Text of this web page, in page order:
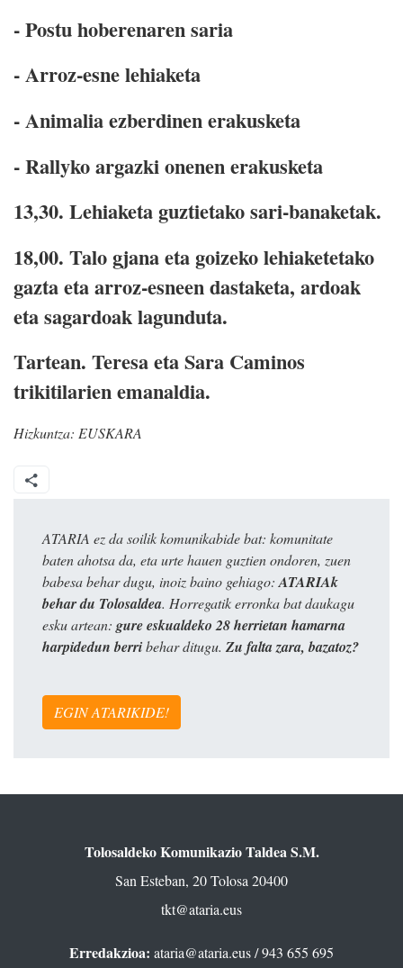
- Postu hoberenaren saria
- Arroz-esne lehiaketa
- Animalia ezberdinen erakusketa
- Rallyko argazki onenen erakusketa
13,30. Lehiaketa guztietako sari-banaketak.
18,00. Talo gjana eta goizeko lehiaketetako
gazta eta arroz-esneen dastaketa, ardoak
eta sagardoak lagunduta.
Tartean. Teresa eta Sara Caminos
trikitilarien emanaldia.
Hizkuntza: EUSKARA
ATARIA ez da soilik komunikabide bat: komunitate
baten ahotsa da, eta urte hauen guztien ondoren, zuen
babesa behar dugu, inoiz baino gehiago: ATARIAk
behar du Tolosaldea. Horregatik erronka bat daukagu
esku artean: gure eskualdeko 28 herrietan hamarna
harpidedun berribehar ditugu. Zu falta zara, bazatoz?
EGIN ATARIKIDE!
Tolosaldeko Komunikazio Taldea S.M.
San Esteban, 20 Tolosa 20400
tkt@ataria.eus
Erredakzioa: ataria@ataria.eus/ 943 655 695